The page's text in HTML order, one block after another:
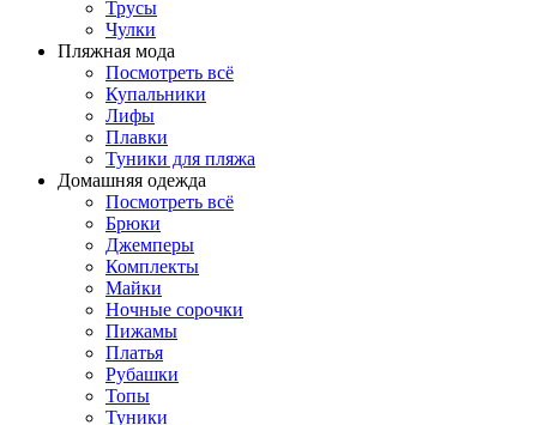
Трусы
Чулки
Пляжная мода
Посмотреть всё
Купальники
Лифы
Плавки
Туники для пляжа
Домашняя одежда
Посмотреть всё
Брюки
Джемперы
Комплекты
Майки
Ночные сорочки
Пижамы
Платья
Рубашки
Топы
Туники